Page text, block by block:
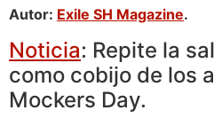
Autor: Exile SH Magazine.
Noticia: Repite la
como cobijo de los
Mockers Day.